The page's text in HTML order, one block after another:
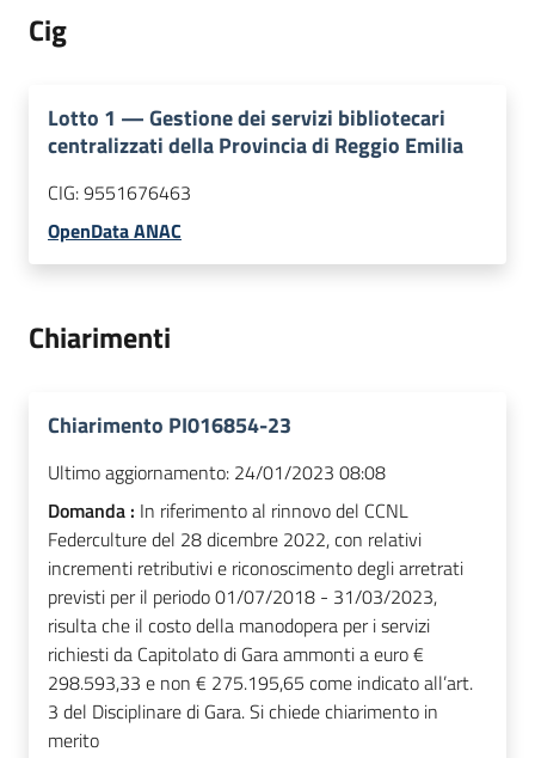
Cig
Lotto 1 —Gestione dei servizi bibliotecari
centralizzati della Provincia di Reggio Emilia
CIG:9551676463
OpenData ANAC
Chiarimenti
Chiarimento PI016854-23
Ultimo aggiornamento: 24/01/2023 08:08
Domanda : In riferimento al rinnovo del CCNL
Federculture del 28 dicembre 2022, con relativi
incrementi retributivi e riconoscimento degli arretrati
previsti per il periodo 01/07/2018 - 31/03/2023,
risulta che il costo della manodopera per i servizi
richiesti da Capitolato di Gara ammonti a euro €
298.593,33 e non € 275.195,65 come indicato all’art.
3 del Disciplinare di Gara. Si chiede chiarimento in
merito